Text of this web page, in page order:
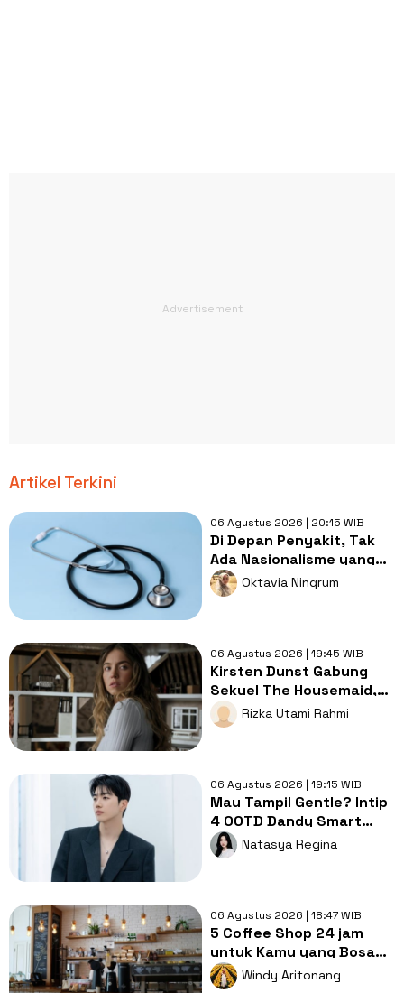
Artikel Terkini
06 Agustus 2026 | 20:15 WIB
Di Depan Penyakit, Tak
Ada Nasionalisme yang
Lebih Penting dari
Kesembuhan
Oktavia Ningrum
06 Agustus 2026 | 19:45 WIB
Kirsten Dunst Gabung
Sekuel The Housemaid,
Intip Sinopsis dan Jadwal
Tayang
Rizka Utami Rahmi
06 Agustus 2026 | 19:15 WIB
Mau Tampil Gentle? Intip
4 OOTD Dandy Smart
Casual ala Kang Hoon
Natasya Regina
06 Agustus 2026 | 18:47 WIB
5 Coffee Shop 24 jam
untuk Kamu yang Bosan
Nugas di Kos
Windy Aritonang